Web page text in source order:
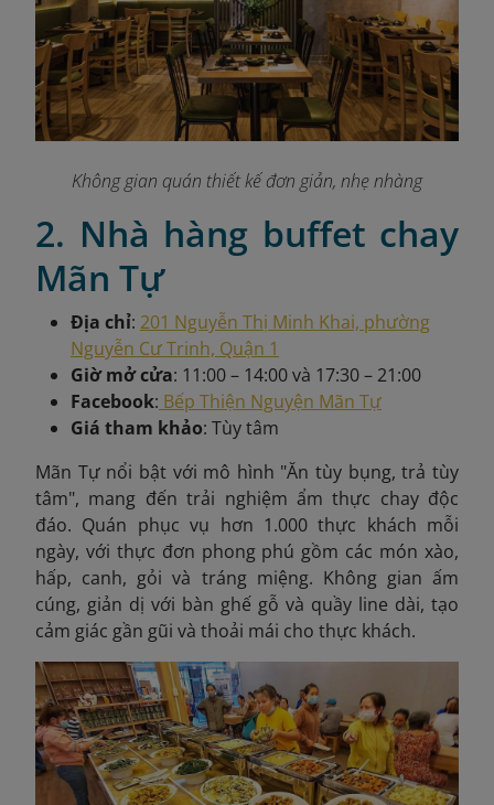
Không gian quán thiết kế đơn giản, nhẹ nhàng
2. Nhà hàng buffet chay
Mãn Tự
Địa chỉ: 201 Nguyễn Thị Minh Khai, phường
Nguyễn Cư Trinh, Quận 1
Giờ mở cửa: 11:00 – 14:00 và 17:30 – 21:00
Facebook: Bếp Thiện Nguyện Mãn Tự
Giá tham khảo: Tùy tâm
Mãn Tự nổi bật với mô hình "Ăn tùy bụng, trả tùy
tâm", mang đến trải nghiệm ẩm thực chay độc
đáo. Quán phục vụ hơn 1.000 thực khách mỗi
ngày, với thực đơn phong phú gồm các món xào,
hấp, canh, gỏi và tráng miệng. Không gian ấm
cúng, giản dị với bàn ghế gỗ và quầy line dài, tạo
cảm giác gần gũi và thoải mái cho thực khách.